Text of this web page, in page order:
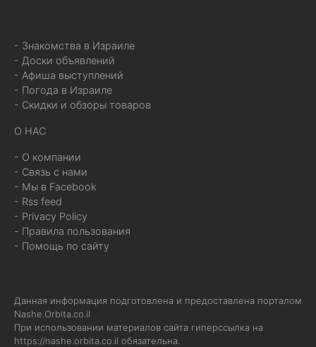
- Знакомства в Израиле
- Доски объявлений
- Афиша выступлений
- Погода в Израиле
- Скидки и обзоры товаров
О НАС
- О компании
- Связь с нами
- Мы в Facebook
- Rss feed
- Privacy Policy
- Правила пользования
- Помощь по сайту
Данная информация подготовлена и предоставлена порталом
Nashe.Orbita.co.il
При использовании материалов сайта гиперссылка на
https://nashe.orbita.co.il обязательна.